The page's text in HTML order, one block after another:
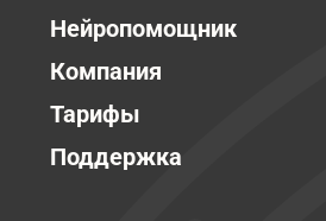
Нейропомощник
Компания
Тарифы
Поддержка